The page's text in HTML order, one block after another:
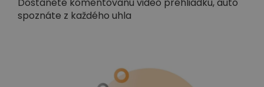
Dostanete komentovanú video prehliadku, auto
spoznáte z každého uhla